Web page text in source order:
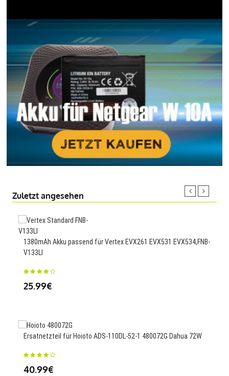
Zuletzt angesehen
1380mAh Akku passend für Vertex EVX261 EVX531 EVX534,FNB-
V133LI
25.99€
Ersatnetzteil für Hoioto ADS-110DL-52-1 480072G Dahua 72W
40.99€